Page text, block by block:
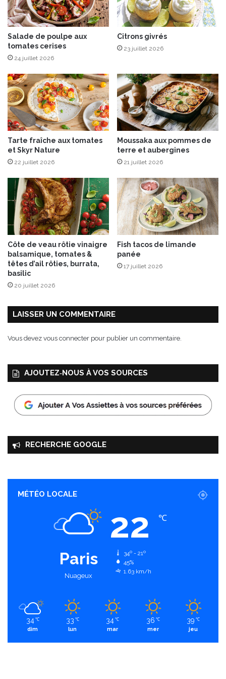
L
I
A
N
A
,
a
p
l
u
s
i
a
l
d
e
s
b
o
Salade de poulpe aux
tomates cerises
24 juillet 2026
Citrons givrés
23 juillet 2026
Tarte fraîche aux tomates
et Skyr Nature
22 juillet 2026
Moussaka aux pommes de
terre et aubergines
21 juillet 2026
Côte de veau rôtie vinaigre
balsamique, tomates &
têtes d’ail rôties, burrata,
basilic
20 juillet 2026
Fish tacos de limande
panée
17 juillet 2026
LAISSER UN COMMENTAIRE
Vous devez vous connecter pour publier un commentaire.
AJOUTEZ‑NOUS À VOS SOURCES
RECHERCHE GOOGLE
MÉTÉO LOCALE
Paris
Nuageux
22 ℃
34º - 21º
45%
1.63 km/h
34 ℃
dim
33 ℃
lun
34 ℃
mar
36 ℃
mer
39 ℃
jeu